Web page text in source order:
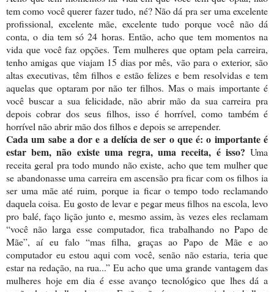
tem como você querer fazer tudo, né? Não dá pra ser uma excelente
profissional, excelente mãe, excelente tudo porque você não dá
conta, o dia tem só 24 horas. Então, acho que tem momentos na
vida que você faz opções. Tem mulheres que optam pela carreira,
tenho amigas que viajam 15 dias por mês, vão para o exterior, são
altas executivas, têm filhos e estão felizes e bem resolvidas e tem
aquelas que optaram por não ter filhos. Mas o mais importante é
você buscar a sua felicidade, não abrir mão da sua carreira pra
depois cobrar dos seus filhos, isso é horrível, como também é
horrível não abrir mão dos filhos e depois se arrepender.
Cada um sabe a dor e a delícia de ser o que é: o importante é
estar bem, não existe uma regra, uma receita, é isso? Uma
receita geral pra todo mundo não existe, acho que tem mulher que
se abandonasse uma carreira em ascensão pra ficar com os filhos ia
ser uma mãe até ruim, porque ia ficar o tempo todo reclamando
daquela coisa. Eu gosto de levar e pegar meus filhos na escola, levo
pro balé, faço lição junto e, mesmo assim, às vezes eles reclamam
“você não larga esse computador, fica trabalhando no Papo de
Mãe”, aí eu falo “mas filha, graças ao Papo de Mãe e ao
computador eu estou aqui com você, senão não estaria, teria que
estar na redação, na rua...” Eu acho que uma grande vantagem das
mulheres hoje em dia é esse avanço tecnológico que lhes dá a